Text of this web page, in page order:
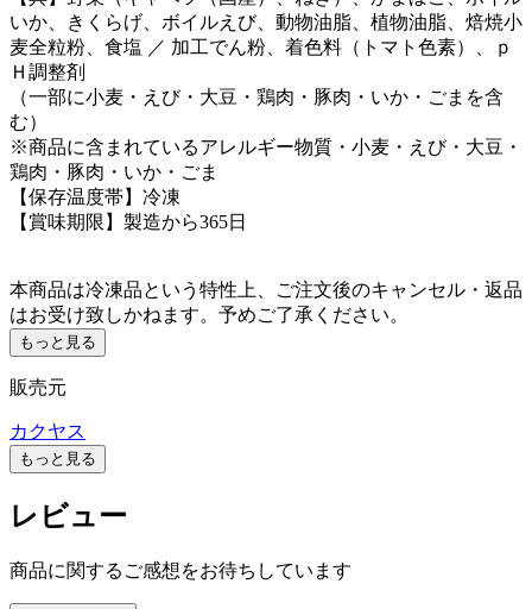
いか、きくらげ、ボイルえび、動物油脂、植物油脂、焙焼小
麦全粒粉、食塩 ／ 加工でん粉、着色料（トマト色素）、ｐ
Ｈ調整剤
（一部に小麦・えび・大豆・鶏肉・豚肉・いか・ごまを含
む）
※商品に含まれているアレルギー物質・小麦・えび・大豆・
鶏肉・豚肉・いか・ごま
【保存温度帯】冷凍
【賞味期限】製造から365日
本商品は冷凍品という特性上、ご注文後のキャンセル・返品
はお受け致しかねます。予めご了承ください。
もっと見る
販売元
カクヤス
もっと見る
レビュー
商品に関するご感想をお待ちしています